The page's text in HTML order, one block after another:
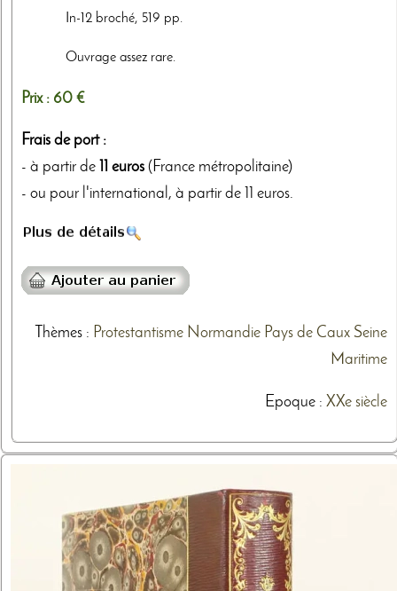
In-12 broché, 519 pp.
Ouvrage assez rare.
Prix : 60 €
Frais de port :
- à partir de 11 euros (France métropolitaine)
- ou pour l'international, à partir de 11 euros.
Thèmes: Protestantisme Normandie Pays de Caux Seine
Maritime
Epoque : XXe siècle